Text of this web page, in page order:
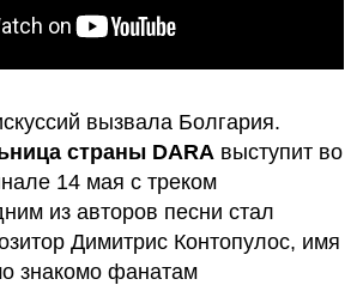
вызвала Болгария.
страны DARA выступит во
14 мая с треком
из авторов песни стал
Димитрис Контопулос, имя
знакомо фанатам